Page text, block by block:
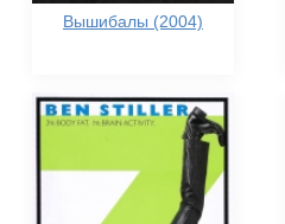
Вышибалы (2004)